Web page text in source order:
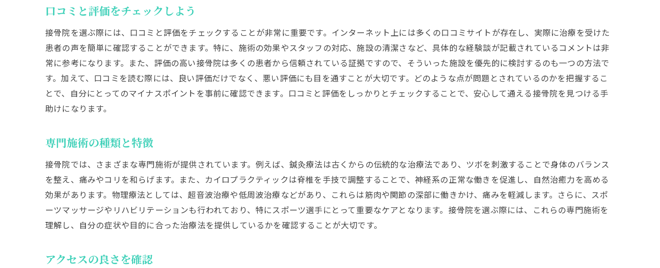
施術内容別おすすめ院
利用者の声を参考にしよう
接骨院の特色を理解する
予約前の体験施術の有無
アフターケアサービスの充実度
スポーツ障害への対応
交通事故後のリハビリ
慢性的な痛みに対する施術
施術後のセルフケア方法
口コミと評価をチェックしよう
接骨院を選ぶ際には、口コミと評価をチェックすることが非常に重要です。インターネット上には多くの口コミサイトが存在し、実際に治療を受けた
患者の声を簡単に確認することができます。特に、施術の効果やスタッフの対応、施設の清潔さなど、具体的な経験談が記載されているコメントは非
常に参考になります。また、評価の高い接骨院は多くの患者から信頼されている証拠ですので、そういった施設を優先的に検討するのも一つの方法で
す。加えて、口コミを読む際には、良い評価だけでなく、悪い評価にも目を通すことが大切です。どのような点が問題とされているのかを把握するこ
とで、自分にとってのマイナスポイントを事前に確認できます。口コミと評価をしっかりとチェックすることで、安心して通える接骨院を見つける手
助けになります。
専門施術の種類と特徴
接骨院では、さまざまな専門施術が提供されています。例えば、鍼灸療法は古くからの伝統的な治療法であり、ツボを刺激することで身体のバランス
を整え、痛みやコリを和らげます。また、カイロプラクティックは脊椎を手技で調整することで、神経系の正常な働きを促進し、自然治癒力を高める
効果があります。物理療法としては、超音波治療や低周波治療などがあり、これらは筋肉や関節の深部に働きかけ、痛みを軽減します。さらに、スポ
ーツマッサージやリハビリテーションも行われており、特にスポーツ選手にとって重要なケアとなります。接骨院を選ぶ際には、これらの専門施術を
理解し、自分の症状や目的に合った治療法を提供しているかを確認することが大切です。
アクセスの良さを確認